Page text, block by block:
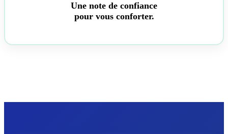
Une note de confiance
pour vous conforter.